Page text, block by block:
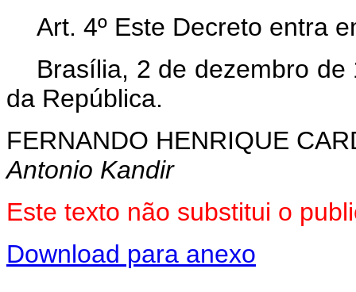
Art. 4º Este Decreto entra
Brasília, 2 de dezembro de
da República.
FERNANDO HENRIQUE
Antonio Kandir
Este texto não substitui o
Download para anexo